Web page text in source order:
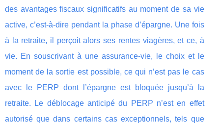
des avantages fiscaux significatifs au moment de sa vie
active, c’est-à-dire pendant la phase d’épargne. Une fois
à la retraite, il perçoit alors ses rentes viagères, et ce, à
vie. En souscrivant à une assurance-vie, le choix et le
moment de la sortie est possible, ce qui n’est pas le cas
avec le PERP dont l’épargne est bloquée jusqu’à la
retraite. Le déblocage anticipé du PERP n’est en effet
autorisé que dans certains cas exceptionnels, tels que